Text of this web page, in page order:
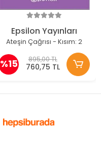
Epsilon Yayınları
Ateşin Çağrısı - Kısım: 2
%15 895,00 TL
760,75 TL